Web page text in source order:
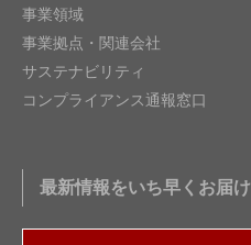
事業領域
事業拠点・関連会社
サステナビリティ
コンプライアンス通報窓口
最新情報をいち早くお届け